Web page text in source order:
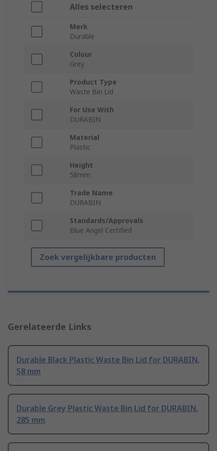
Alles selecteren
Merk
Durable
Colour
Grey
Product Type
Waste Bin Lid
For Use With
DURABIN
Material
Plastic
Height
58mm
Trade Name
DURABIN
Standards/Approvals
Blue Angel Certified
Zoek vergelijkbare producten
Gerelateerde Links
Durable Black Plastic Waste Bin Lid for DURABIN,
58 mm
Durable Grey Plastic Waste Bin Lid for DURABIN,
285 mm